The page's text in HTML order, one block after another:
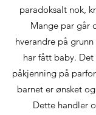
paradoksalt nok,
Mange par går
hverandre på
har fått baby.
påkjenning på
barnet er ønsket
Dette handler